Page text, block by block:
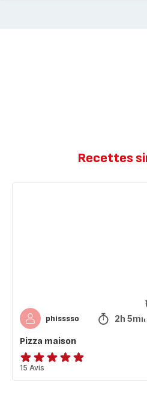
Recettes
phisssso 2h
Pizza maison
ratings.4.9
15 Avis